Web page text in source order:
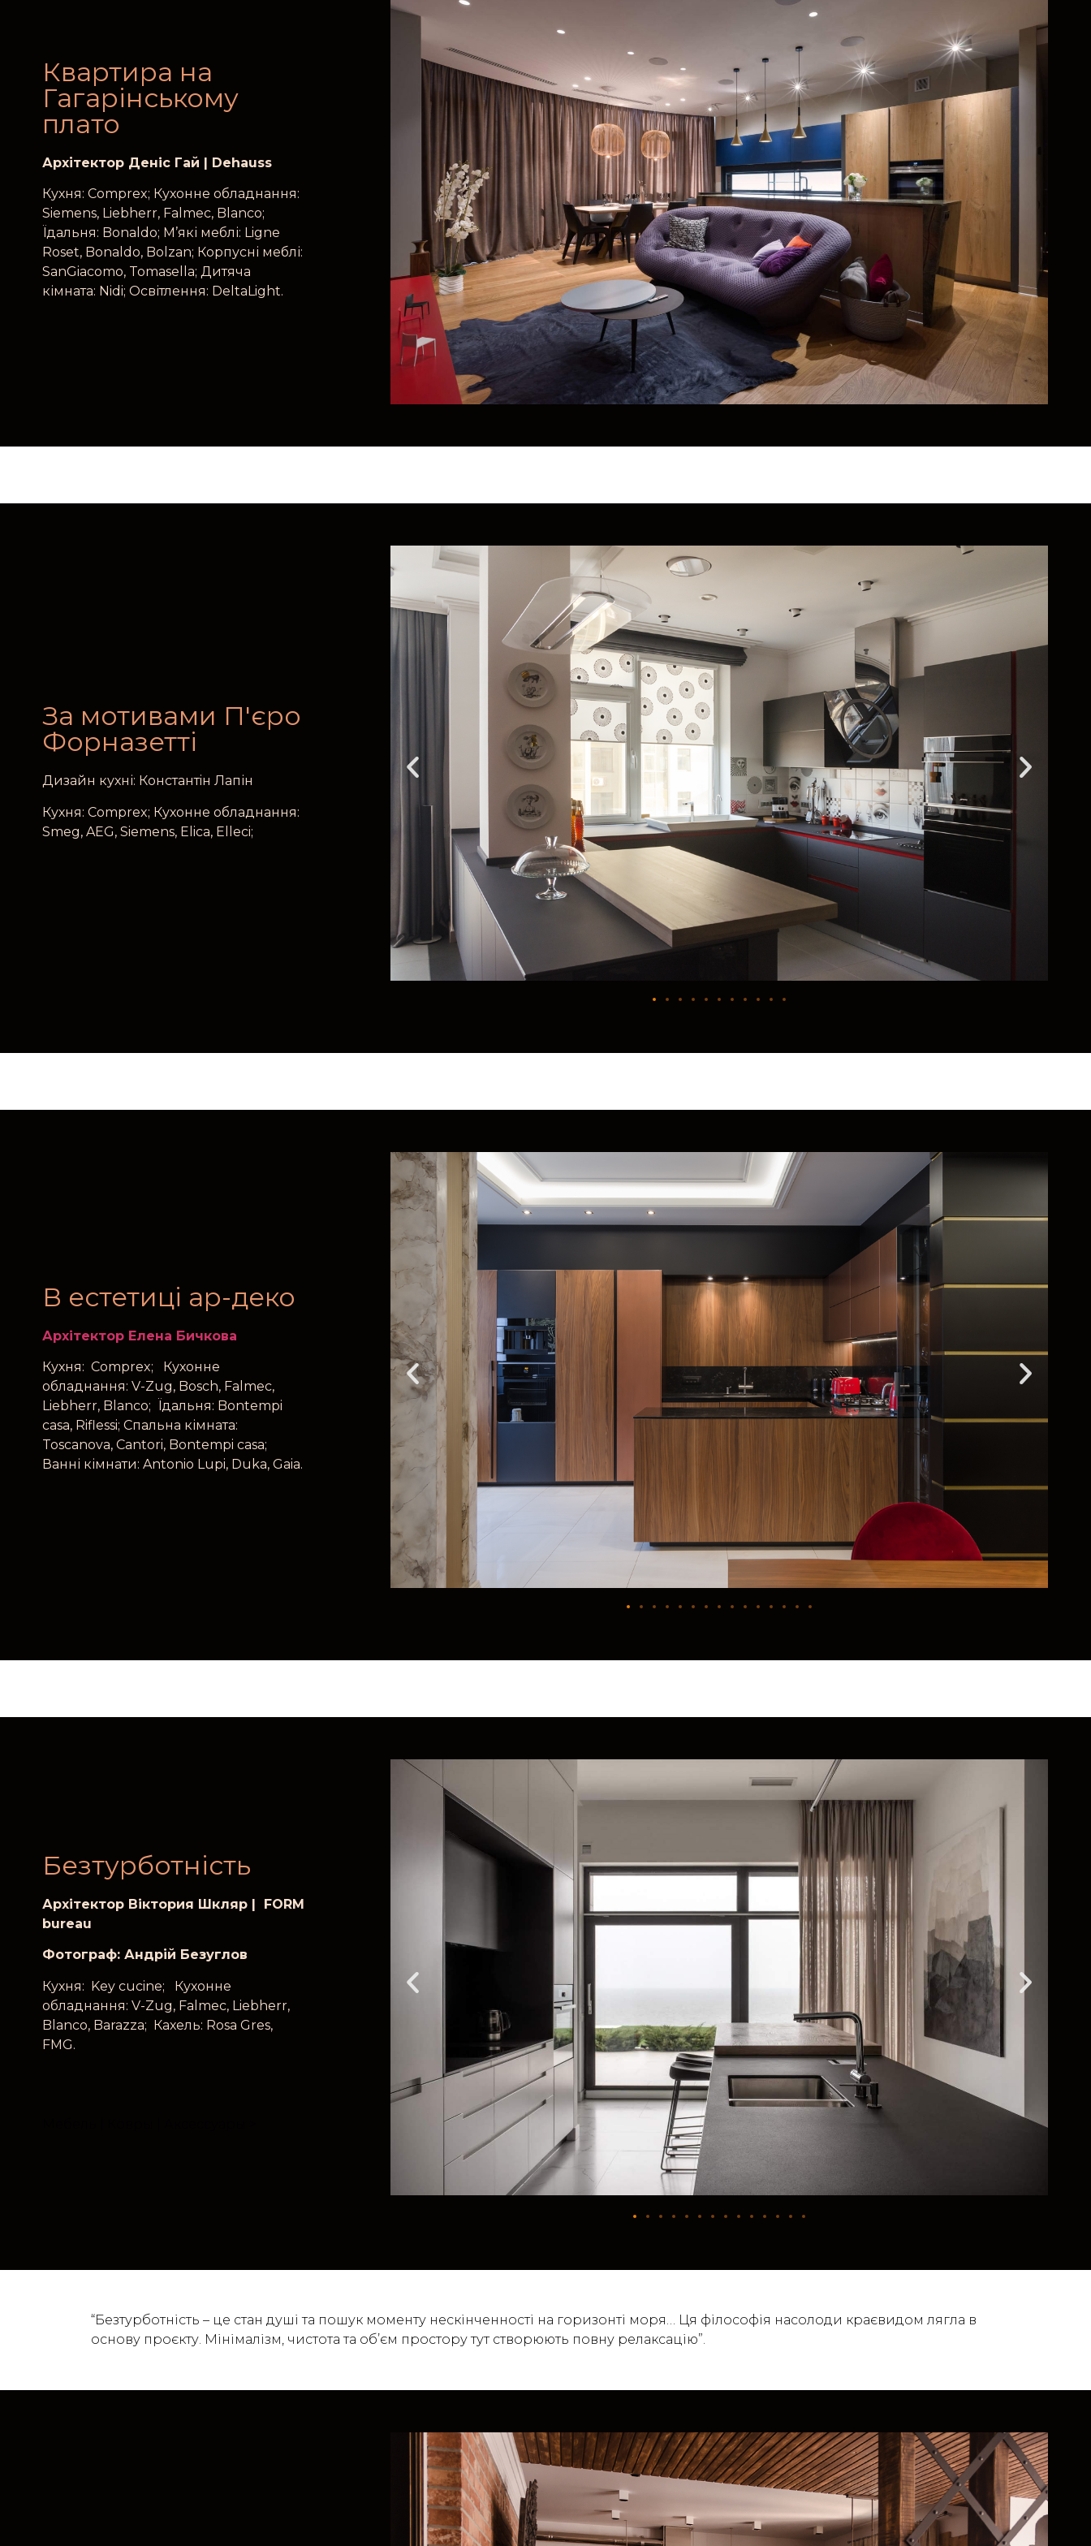
Квартира на
Гагарінському
плато
Архітектор Денiс Гай | Dehauss
Кухня: Comprex; Кухонне обладнання:
Siemens, Liebherr, Falmec, Blanco;
Їдальня: Bonaldo; М’які меблі: Ligne
Roset, Bonaldo, Bolzan; Корпусні меблі:
SanGiacomo, Tomasella; Дитяча
кімната: Nidi; Освітлення: DeltaLight.
За мотивами П'єро
Форназетті
Дизайн кухні: Константiн Лапін
Кухня: Comprex; Кухонне обладнання:
Smeg, AEG, Siemens, Elica, Elleci;
В естетиці ар-деко
Архiтектор Елена Бичкова
Кухня: Comprex; Кухонне
обладнання: V-Zug, Bosch, Falmec,
Liebherr, Blanco; Їдальня: Bontempi
casa, Riflessi; Спальна кімната:
Toscanova, Cantori, Bontempi casa;
Ванні кімнати: Antonio Lupi, Duka, Gaia.
Безтурботність
Архiтектор Вiктория Шкляр | FORM
bureau
Фотограф: Андрій Безуглов
Кухня: Key cucine; Кухонне
обладнання: V-Zug, Falmec, Liebherr,
Blanco, Barazza; Кахель: Rosa Gres,
FMG.
“Безтурботність – це стан душі та пошук моменту нескінченності на горизонті моря… Ця філософія насолоди краєвидом лягла в
основу проєкту. Мінімалізм, чистота та об’єм простору тут створюють повну релаксацію”.